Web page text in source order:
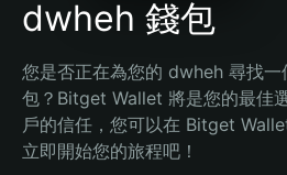
dwheh 錢包
您是否正在為您的 dwheh 尋找
包？Bitget Wallet 將是您的最佳
戶的信任，您可以在 Bitget
立即開始您的旅程吧！